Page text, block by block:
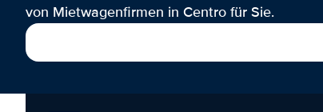
von Mietwagenfirmen in Centro für Sie.